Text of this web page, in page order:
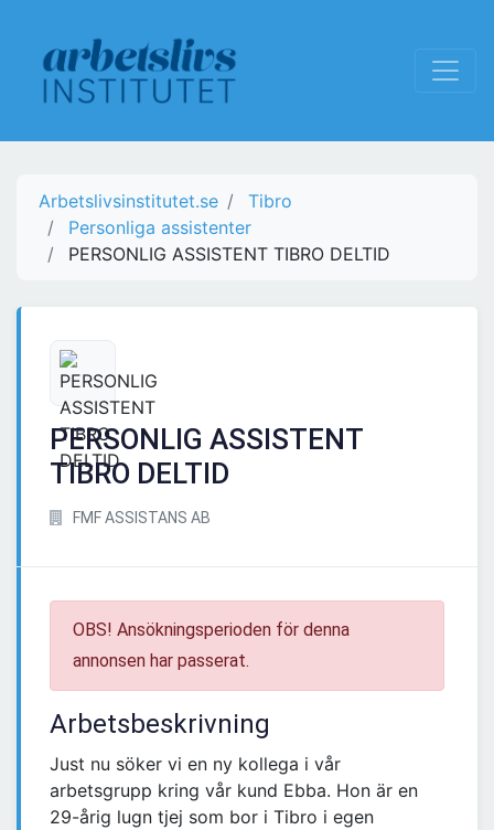
Arbetslivsinstitutet.se
Tibro
Personliga assistenter
PERSONLIG ASSISTENT TIBRO DELTID
PERSONLIG ASSISTENT
TIBRO DELTID
FMF ASSISTANS AB
OBS! Ansökningsperioden för denna
annonsen har passerat.
Arbetsbeskrivning
Just nu söker vi en ny kollega i vår
arbetsgrupp kring vår kund Ebba. Hon är en
29-årig lugn tjej som bor i Tibro i egen